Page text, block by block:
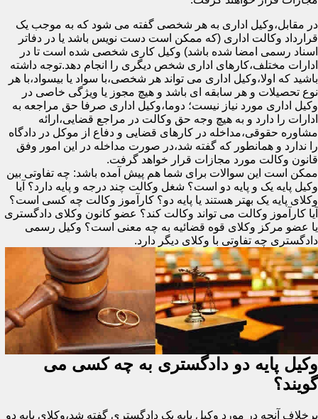
در مقابل،وکیل اداری به هر شخصی گفته می شود که به موجب یک
قرارداد وکالت اداری (که ممکن است دست نویس باشد یا در دفاتر
اسناد رسمی امضا شده باشد) وکیل کاری شخصی شده است تا در
ادارات مختلف،کارهای اداری شخص دیگری را انجام دهد.توجه داشته
باشید که اولا،وکیل اداری می تواند هر شخصی،با سواد یا بیسواد،با هر
نوع تحصیلات و هر سابقه ای باشد و هیچ مجوز یا ویژگی خاصی در
وکیل اداری مورد نیاز نیست؛ دوما،وکیل اداری صرفا حق مراجعه به
ادارات را دارد و به هیچ وجه حق وکالت در مراجع قضایی،ارائه
مشاوره حقوقی،مداخله در کارهای قضایی و دفاع از موکل در دادگاه
را ندارد و همانطور که گفته شد،در صورت مداخله در این امور وفق
قانون وکالت مورد مجازات قرار خواهد گرفت.
ممکن است این سوالات برای شما هم پیش آمده باشد: چه تفاوتی بین
وکیل پایه یک و پایه دو است؟ شغل وکالت چند درجه و پایه دارد؟ آیا
وکلای پایه یک بهتر هستند یا پایه دو؟ کارآموز وکالت چه کسی است؟
آیا کارآموز وکالت می تواند وکالت کند؟ عضو کانون وکلای دادگستری
یا عضو مرکز وکلای قوه قضائیه به چه معنی است؟ وکیل رسمی
دادگستری چه تفاوتی با وکلای دیگر دارد.
وکیل پایه دو دادگستری به چه کسی می
گویند؟
برخلاف آنچه در مورد وکیل پایه یک دادگستری گفته شد،وکلای پایه دو